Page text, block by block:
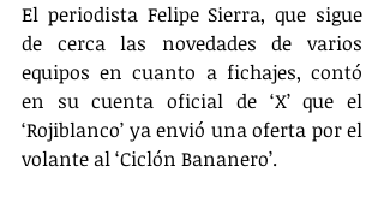
El periodista Felipe Sierra, que sigue
de cerca las novedades de varios
equipos en cuanto a fichajes, contó
en su cuenta oficial de ‘X’ que el
‘Rojiblanco’ ya envió una oferta por el
volante al ‘Ciclón Bananero’.